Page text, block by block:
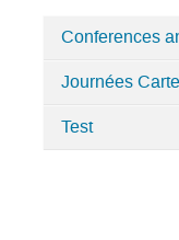
dans
IPhT
Conferences
Journées
Test